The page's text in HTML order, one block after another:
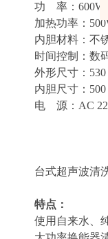
功
率： 600W
加热功率：
内胆材料：不
时间控制：数
外形尺寸：
内胆尺寸：
电
源： AC
台式超声波清
特点：
使用自来水、